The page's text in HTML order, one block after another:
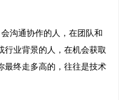
沟通协作的人，在团队和
业背景的人，在机会获取
最终走多高的，往往是技术